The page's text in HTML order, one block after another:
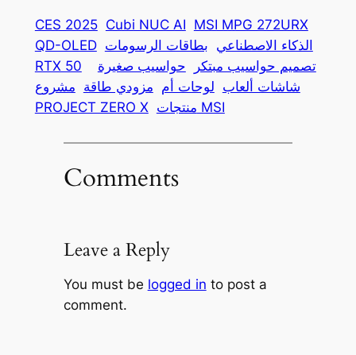
CES 2025 Cubi NUC AI MSI MPG 272URX
QD-OLED
الذكاء الاصطناعي بطاقات الرسومات
RTX 50
تصميم حواسيب مبتكر
حواسيب صغيرة
شاشات ألعاب لوحات أم مزودي طاقة مشروع
PROJECT ZERO X
منتجات MSI
Comments
Leave a Reply
You must be logged in to post a
comment.